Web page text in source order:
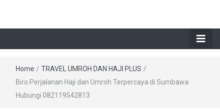
Home / TRAVEL UMROH DAN HAJI PLUS /
Biro Perjalanan Haji dan Umroh Terpercaya di Sumbawa
Hubungi 082119542813